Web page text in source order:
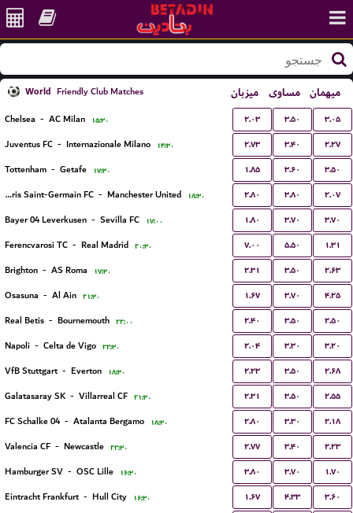
World Friendly Club Matches میزبان مساوی میهمان
Chelsea - AC Milan ۱۵:۳۰ ۲.۰۳ ۳.۵۰ ۳.۰۵
Juventus FC - Internazionale Milano ۱۴:۳۰ ۲.۷۳ ۳.۴۰ ۲.۲۷
Tottenham - Getafe ۱۷:۳۰ ۱.۸۵ ۳.۶۰ ۳.۵۰
Paris Saint-Germain FC - Manchester United ۱۸:۳۰ ۲.۸۰ ۳.۸۰ ۲.۰۷
Bayer 04 Leverkusen - Sevilla FC ۱۷:۰۰ ۱.۸۰ ۳.۷۰ ۳.۷۰
Ferencvarosi TC - Real Madrid ۲۰:۳۰ ۷.۰۰ ۵.۵۰ ۱.۳۱
Brighton - AS Roma ۱۷:۳۰ ۲.۳۱ ۳.۵۰ ۲.۶۳
Osasuna - Al Ain ۲۱:۳۰ ۱.۶۷ ۳.۷۰ ۴.۲۵
Real Betis - Bournemouth ۲۲:۰۰ ۲.۴۰ ۳.۵۰ ۲.۵۰
Napoli - Celta de Vigo ۲۲:۳۰ ۲.۰۴ ۳.۳۰ ۳.۲۰
VfB Stuttgart - Everton ۱۸:۳۰ ۲.۲۳ ۳.۵۰ ۲.۶۸
Galatasaray SK - Villarreal CF ۲۱:۳۰ ۲.۳۱ ۳.۵۰ ۲.۵۵
FC Schalke 04 - Atalanta Bergamo ۱۸:۳۰ ۲.۸۰ ۳.۳۰ ۲.۱۸
Valencia CF - Newcastle ۲۲:۳۰ ۲.۷۷ ۳.۴۰ ۲.۲۳
Hamburger SV - OSC Lille ۱۶:۳۰ ۳.۸۰ ۳.۷۰ ۱.۷۰
Eintracht Frankfurt - Hull City ۱۶:۳۰ ۱.۶۷ ۴.۳۳ ۳.۶۰